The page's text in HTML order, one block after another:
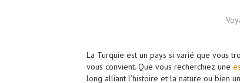
La Turquie est un pays si varié que vous
vous convient. Que vous recherchiez une
long alliant l’histoire et la nature ou bien